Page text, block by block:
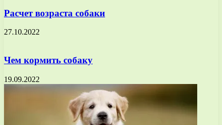
Расчет возраста собаки
27.10.2022
Чем кормить собаку
19.09.2022